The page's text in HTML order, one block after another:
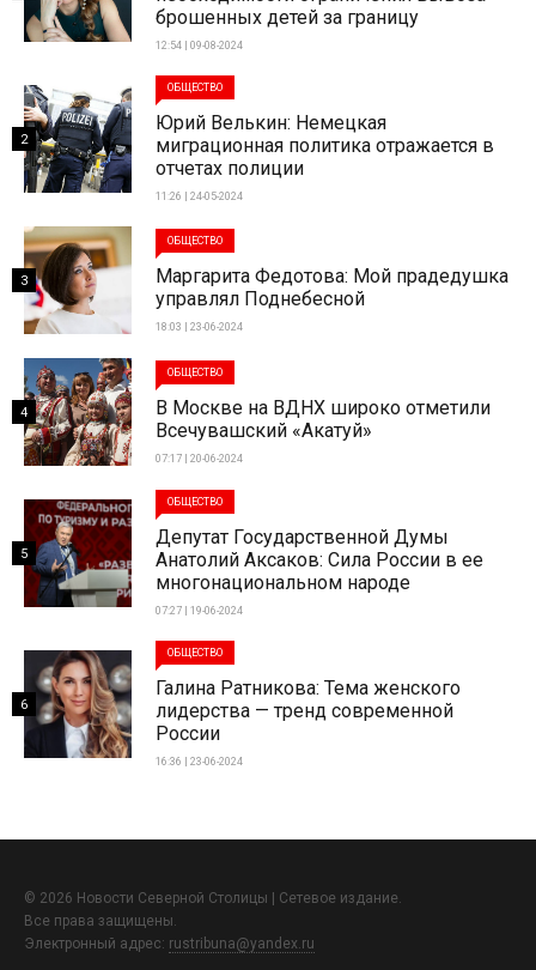
брошенных детей за границу
12:54 | 09-08-2024
ОБЩЕСТВО
Юрий Велькин: Немецкая
миграционная политика отражается в
отчетах полиции
11:26 | 24-05-2024
2
ОБЩЕСТВО
Маргарита Федотова: Мой прадедушка
управлял Поднебесной
18:03 | 23-06-2024
3
ОБЩЕСТВО
В Москве на ВДНХ широко отметили
Всечувашский «Акатуй»
07:17 | 20-06-2024
4
ОБЩЕСТВО
Депутат Государственной Думы
Анатолий Аксаков: Сила России в ее
многонациональном народе
07:27 | 19-06-2024
5
ОБЩЕСТВО
Галина Ратникова: Тема женского
лидерства — тренд современной
России
16:36 | 23-06-2024
6
© 2026 Новости Северной Столицы | Сетевое издание.
Все права защищены.
Электронный адрес: rustribuna@yandex.ru